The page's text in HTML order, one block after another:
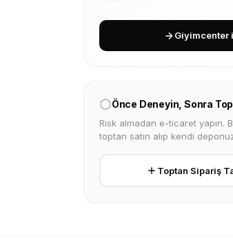
Giyimcenter
Önce Deneyin, Sonra
Risk almadan e-ticaret yapın.
toptan satın alıp kendi
Toptan Sipariş